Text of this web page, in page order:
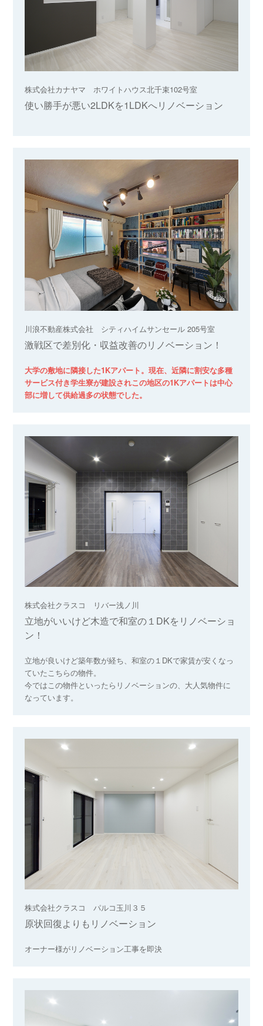
株式会社カナヤマ ホワイトハウス北千束102号室
使い勝手が悪い2LDKを1LDKへリノベーション
川浪不動産株式会社 シティハイムサンセール 205号室
激戦区で差別化・収益改善のリノベーション！
大学の敷地に隣接した1Kアパート。現在、近隣に割安な多種
サービス付き学生寮が建設されこの地区の1Kアパートは中心
部に増して供給過多の状態でした。
株式会社クラスコ リバー浅ノ川
立地がいいけど木造で和室の１DKをリノベーショ
ン！
立地が良いけど築年数が経ち、和室の１DKで家賃が安くなっ
ていたこちらの物件。
今ではこの物件といったらリノベーションの、大人気物件に
なっています。
株式会社クラスコ パルコ玉川３５
原状回復よりもリノベーション
オーナー様がリノベーション工事を即決